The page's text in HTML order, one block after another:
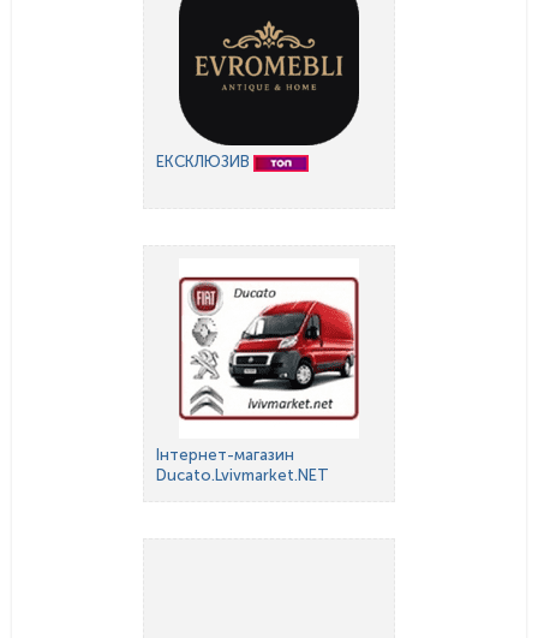
ЕКСКЛЮЗИВ
Інтернет-магазин
Ducato.Lvivmarket.NET